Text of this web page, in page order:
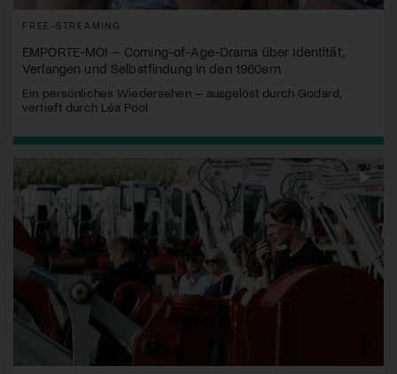
FREE-STREAMING
EMPORTE-MOI – Coming-of-Age-Drama über Identität,
Verlangen und Selbstfindung in den 1960ern
Ein persönliches Wiedersehen – ausgelöst durch Godard,
vertieft durch Léa Pool